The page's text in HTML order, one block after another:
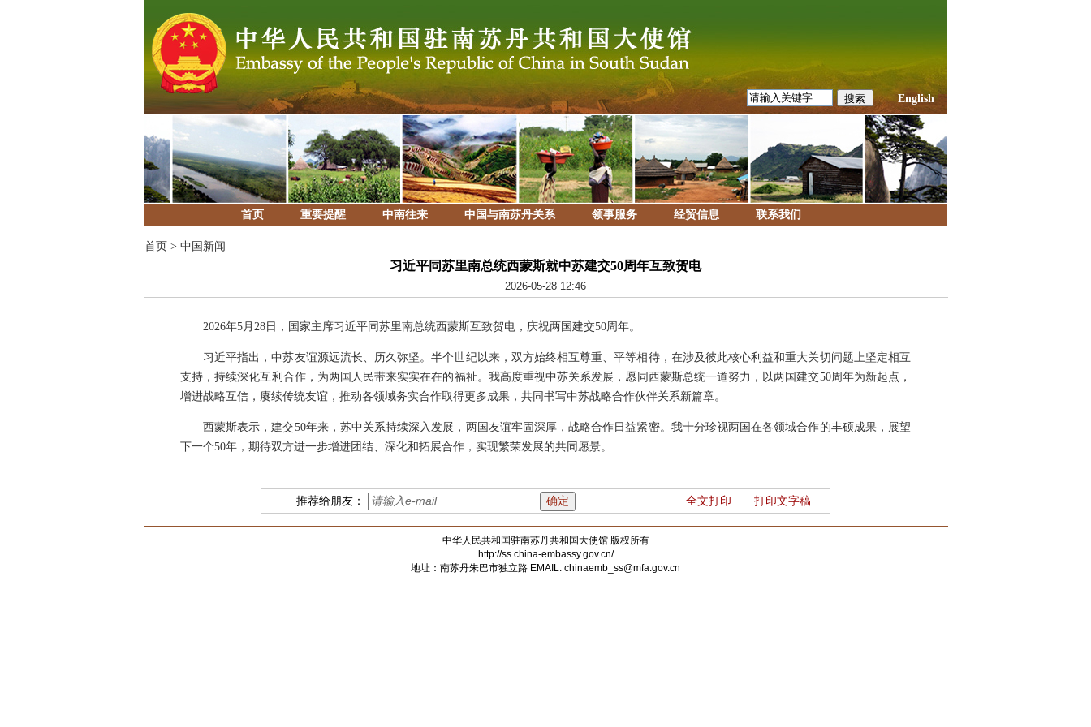
English
首页 重要提醒 中南往来 中国与南苏丹关系 领事服务 经贸信息 联系我们
首页 > 中国新闻
习近平同苏里南总统西蒙斯就中苏建交50周年互致贺电
2026-05-28 12:46
2026年5月28日，国家主席习近平同苏里南总统西蒙斯互致贺电，庆祝两国建交50周年。
习近平指出，中苏友谊源远流长、历久弥坚。半个世纪以来，双方始终相互尊重、平等相待，在涉及彼此核心利益和重大关切问题上坚定相互
支持，持续深化互利合作，为两国人民带来实实在在的福祉。我高度重视中苏关系发展，愿同西蒙斯总统一道努力，以两国建交50周年为新起点，
增进战略互信，赓续传统友谊，推动各领域务实合作取得更多成果，共同书写中苏战略合作伙伴关系新篇章。
西蒙斯表示，建交50年来，苏中关系持续深入发展，两国友谊牢固深厚，战略合作日益紧密。我十分珍视两国在各领域合作的丰硕成果，展望
下一个50年，期待双方进一步增进团结、深化和拓展合作，实现繁荣发展的共同愿景。
推荐给朋友： 全文打印 打印文字稿
中华人民共和国驻南苏丹共和国大使馆 版权所有
http://ss.china-embassy.gov.cn/
地址：南苏丹朱巴市独立路 EMAIL: chinaemb_ss@mfa.gov.cn